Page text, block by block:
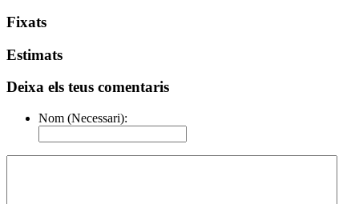
Fixats
Estimats
Deixa els teus comentaris
Nom (Necessari):